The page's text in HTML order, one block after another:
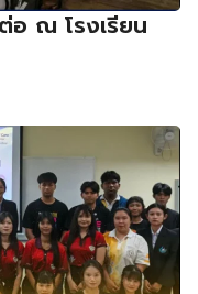
อ ณ โรงเรียน